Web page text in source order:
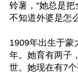
铃薯，“她总是把
不知道外婆是怎
1909年出生于蒙
年。她育有两子
世。她现在有7